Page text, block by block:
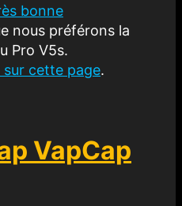
bonne
nous préférons la
Pro V5s.
cette page.
VapCap